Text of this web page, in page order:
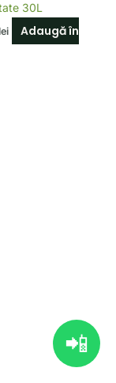
30L
Adaugă în
📲